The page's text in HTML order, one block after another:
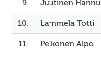
9. Juutinen Hannu
10. Lammela Totti
11. Pelkonen Alpo